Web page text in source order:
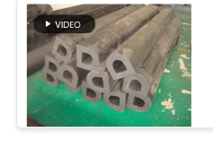
هوائية